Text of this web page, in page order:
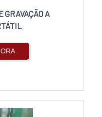
GRAVAÇÃO A